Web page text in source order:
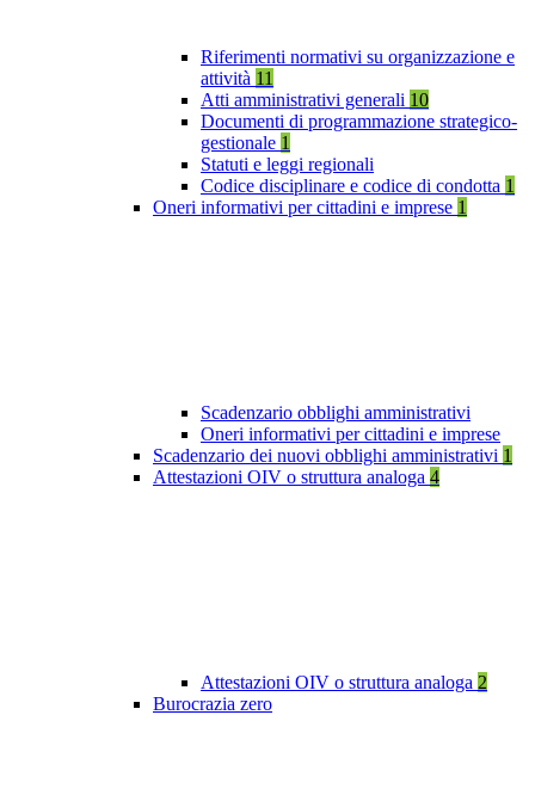
Riferimenti normativi su organizzazione e
attività 11
Atti amministrativi generali 10
Documenti di programmazione strategico-
gestionale 1
Statuti e leggi regionali
Codice disciplinare e codice di condotta 1
Oneri informativi per cittadini e imprese 1
Scadenzario obblighi amministrativi
Oneri informativi per cittadini e imprese
Scadenzario dei nuovi obblighi amministrativi 1
Attestazioni OIV o struttura analoga 4
Attestazioni OIV o struttura analoga 2
Burocrazia zero